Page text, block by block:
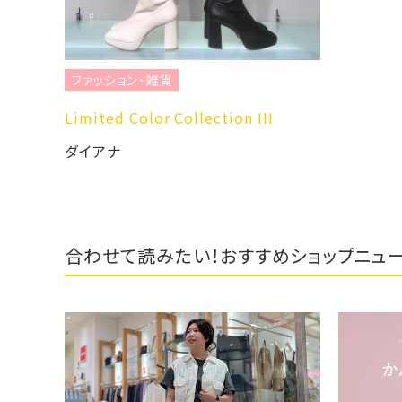
ファッション・雑貨
Limited Color Collection III
ダイアナ
合わせて読みたい！おすすめショップニュ